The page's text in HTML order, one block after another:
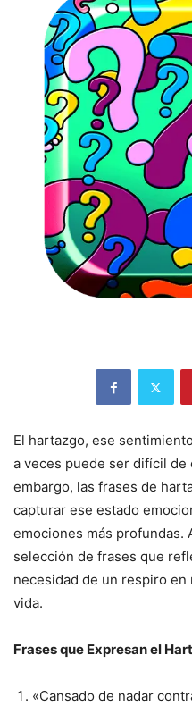
El hartazgo, ese
a veces puede ser difícil de
embargo, las frases de
capturar ese estado
emociones más profundas.
selección de frases que
necesidad de un respiro
vida.
Frases que Expresan el
«Cansado de nadar